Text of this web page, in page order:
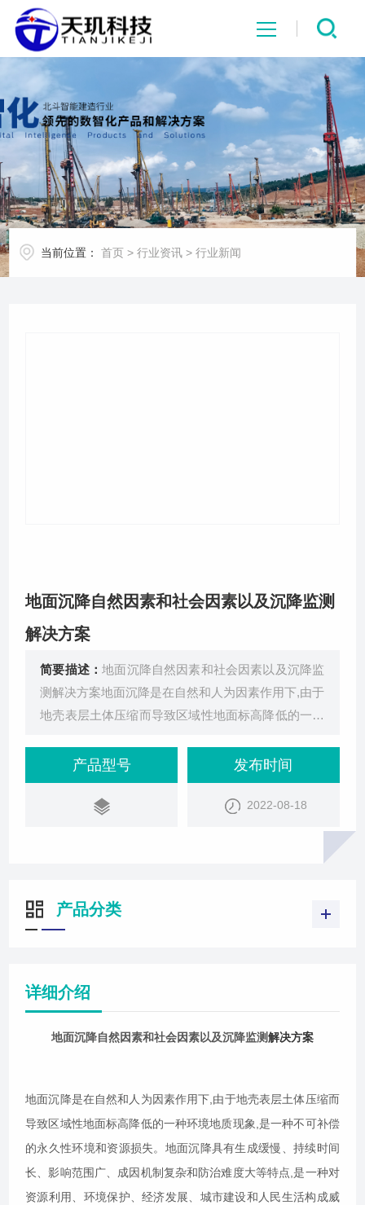
网站首页
系统中心
解决方案
项目案例
当前位置： 首页 >行业资讯 >行业新闻
地面沉降自然因素和社会因素以及沉降监测
解决方案
简要描述：地面沉降自然因素和社会因素以及沉降监
测解决方案地面沉降是在自然和人为因素作用下,由于
地壳表层土体压缩而导致区域性地面标高降低的一种
失。地面沉降具有生成缓慢、持续时间长、影响范围
广、成因机制复杂和防治难度大等特点,是一种对资源
利用、环境保护、经济发展、城市建设和人民生活构
成威胁的地质灾害。地面沉降发生的原因主要有两个
产品型号 发布时间
2022-08-18
产品分类
详细介绍
地面沉降自然因素和社会因素以及沉降监测解决方案
地面沉降是在自然和人为因素作用下,由于地壳表层土体压缩而
导致区域性地面标高降低的一种环境地质现象,是一种不可补偿
的永久性环境和资源损失。地面沉降具有生成缓慢、持续时间
长、影响范围广、成因机制复杂和防治难度大等特点,是一种对
资源利用、环境保护、经济发展、城市建设和人民生活构成威